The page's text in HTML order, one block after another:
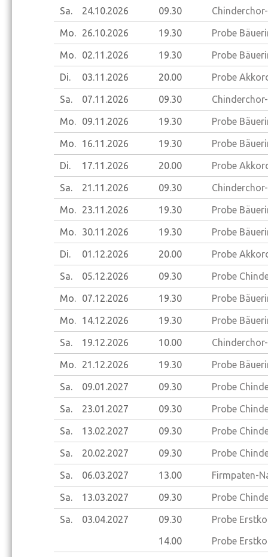
Sa. 24.10.2026 09.30
Mo. 26.10.2026 19.30 Probe
Mo. 02.11.2026 19.30 Probe
Di. 03.11.2026 20.00 Probe
Sa. 07.11.2026 09.30
Mo. 09.11.2026 19.30 Probe
Mo. 16.11.2026 19.30 Probe
Di. 17.11.2026 20.00 Probe
Sa. 21.11.2026 09.30
Mo. 23.11.2026 19.30 Probe
Mo. 30.11.2026 19.30 Probe
Di. 01.12.2026 20.00 Probe
Sa. 05.12.2026 09.30 Probe
Mo. 07.12.2026 19.30 Probe
Mo. 14.12.2026 19.30 Probe
Sa. 19.12.2026 10.00
Mo. 21.12.2026 19.30 Probe
Sa. 09.01.2027 09.30 Probe
Sa. 23.01.2027 09.30 Probe
Sa. 13.02.2027 09.30 Probe
Sa. 20.02.2027 09.30 Probe
Sa. 06.03.2027 13.00 Firmpaten-
Sa. 13.03.2027 09.30 Probe
Sa. 03.04.2027 09.30
Probe
14.00
Probe